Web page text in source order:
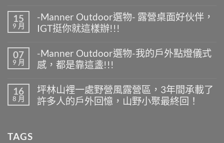
〈-
Manner
Outdoor
夏
天
露
什
麼
最
好
無
留
言
15
9 月
-Manner Outdoor選物- 露營桌面好伙伴，
IGT挺你就這樣辦!!!
〈-
Manner
Outdoor
選
露
營
桌
無
留
言
07
9 月
-Manner Outdoor選物-我的戶外點燈儀式
感，都是靠這盞!!!
〈-
Manner
Outdoor
選
無
留
言
16
8 月
坪林山裡一處野營風露營區，3年間承載了
許多人的戶外回憶，山野小聚最終回！
TAGS